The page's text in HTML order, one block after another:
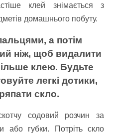
клей знімається з
домашнього побуту.
а потім
ніж, щоб видалити
клею. Будьте
легкі дотики,
скло.
содовий розчин за
або губки. Потріть скло